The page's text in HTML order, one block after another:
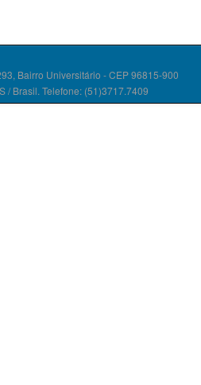
Bairro Universitário - CEP 96815-900
/ Brasil. Telefone: (51)3717.7409